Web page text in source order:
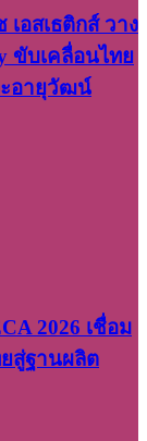
อสเธติกส์ วาง
ขับเคลื่อนไทย
อายุวัฒน์
2026 เชื่อม
สู่ฐานผลิต